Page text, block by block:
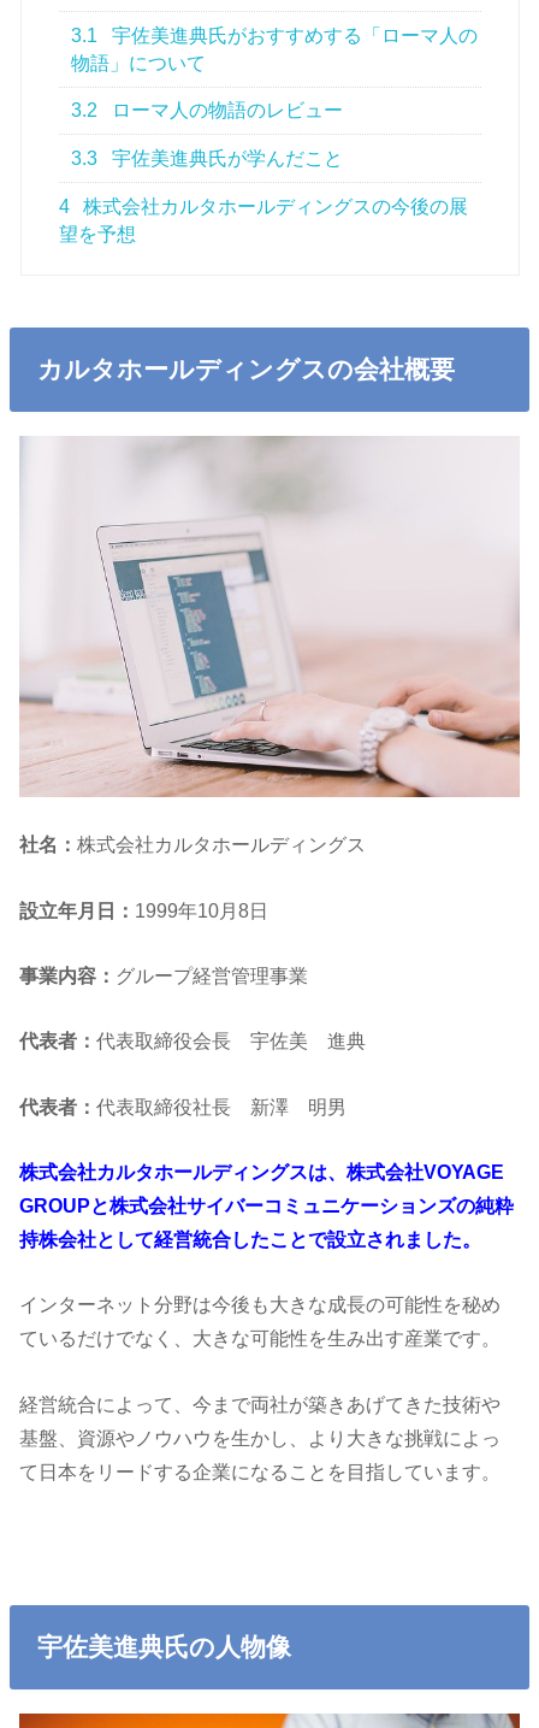
3.1
宇佐美進典氏がおすすめする「ローマ人の
物語」について
3.2 ローマ人の物語のレビュー
3.3 宇佐美進典氏が学んだこと
4
株式会社カルタホールディングスの今後の展
望を予想
カルタホールディングスの会社概要
社名：株式会社カルタホールディングス
設立年月日： 1999年10月8日
事業内容： グループ経営管理事業
代表者：代表取締役会長 宇佐美 進典
代表者：代表取締役社長 新澤 明男
株式会社カルタホールディングスは、株式会社VOYAGE
GROUPと株式会社サイバーコミュニケーションズの純粋
持株会社として経営統合したことで設立されました。
インターネット分野は今後も大きな成長の可能性を秘め
ているだけでなく、大きな可能性を生み出す産業です。
経営統合によって、今まで両社が築きあげてきた技術や
基盤、資源やノウハウを生かし、より大きな挑戦によっ
て日本をリードする企業になることを目指しています。
宇佐美進典氏の人物像